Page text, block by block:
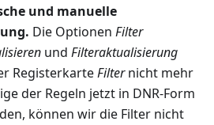
und manuelle
Die Optionen Filter
und Filteraktualisierung
RegisterkarteFilternicht mehr
der Regeln jetzt in DNR-Form
können wir die Filter nicht